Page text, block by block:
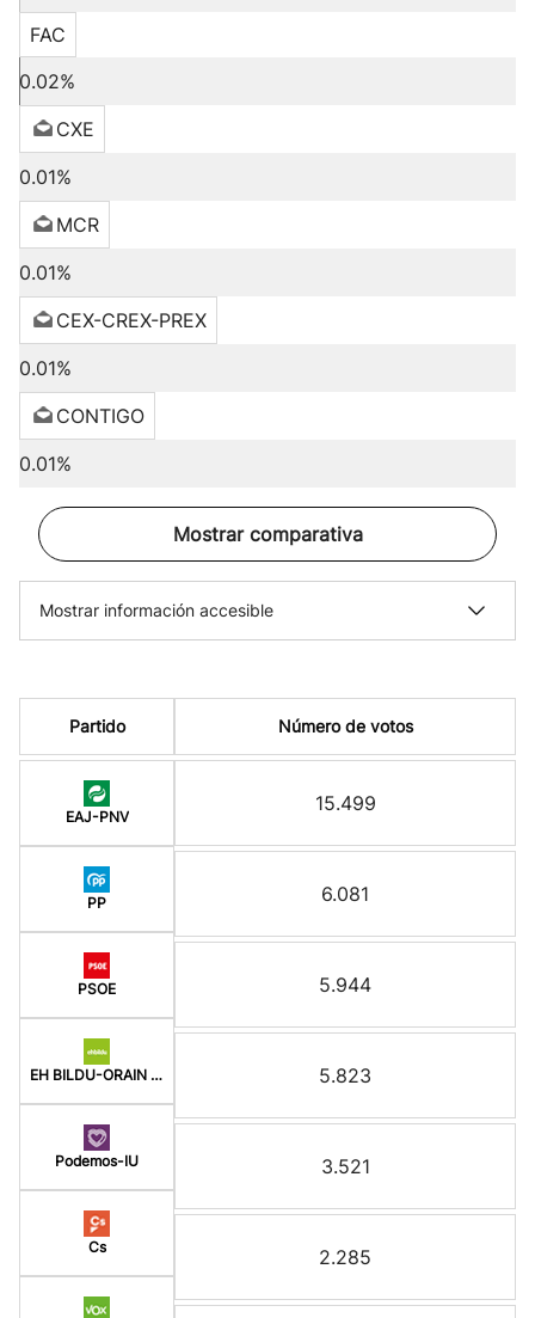
FAC
0.02%
CXE
0.01%
MCR
0.01%
CEX-CREX-PREX
0.01%
CONTIGO
0.01%
Mostrar comparativa
Mostrar información accesible
Partido
EAJ-PNV
PP
PSOE
EH BILDU-ORAIN ERREP
Podemos-IU
Cs
Número de votos
15.499
6.081
5.944
5.823
3.521
2.285